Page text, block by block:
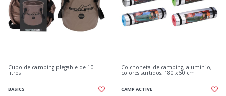
Cubo de camping plegable de 10
litros
BASICS
Colchoneta de camping, aluminio,
colores surtidos, 180 x 50 cm
CAMP ACTIVE